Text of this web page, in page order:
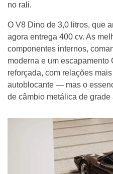
no rali.
O V8 Dino de 3,0 litros, que
agora entrega 400 cv. As
componentes internos,
moderna e um escapamento
reforçada, com relações
autoblocante — mas o
de câmbio metálica de grade